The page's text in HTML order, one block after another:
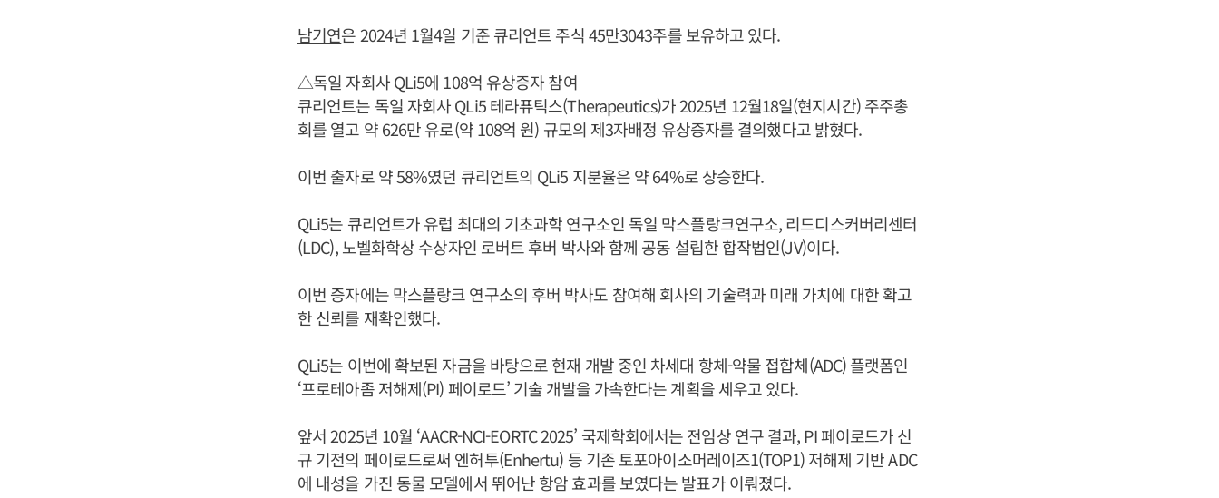
남기연은 2024년 1월4일 기준 큐리언트 주식 45만3043주를 보유하고 있다.
△독일 자회사 QLi5에 108억 유상증자 참여
큐리언트는 독일 자회사 QLi5 테라퓨틱스(Therapeutics)가 2025년 12월18일(현지시간) 주주총
회를 열고 약 626만 유로(약 108억 원) 규모의 제3자배정 유상증자를 결의했다고 밝혔다.
이번 출자로 약 58%였던 큐리언트의 QLi5 지분율은 약 64%로 상승한다.
QLi5는 큐리언트가 유럽 최대의 기초과학 연구소인 독일 막스플랑크연구소, 리드디스커버리센터
(LDC), 노벨화학상 수상자인 로버트 후버 박사와 함께 공동 설립한 합작법인(JV)이다.
이번 증자에는 막스플랑크 연구소의 후버 박사도 참여해 회사의 기술력과 미래 가치에 대한 확고
한 신뢰를 재확인했다.
QLi5는 이번에 확보된 자금을 바탕으로 현재 개발 중인 차세대 항체-약물 접합체(ADC) 플랫폼인
‘프로테아좀 저해제(PI) 페이로드’ 기술 개발을 가속한다는 계획을 세우고 있다.
앞서 2025년 10월 ‘AACR-NCI-EORTC 2025’ 국제학회에서는 전임상 연구 결과, PI 페이로드가 신
규 기전의 페이로드로써 엔허투(Enhertu) 등 기존 토포아이소머레이즈1(TOP1) 저해제 기반 ADC
에 내성을 가진 동물 모델에서 뛰어난 항암 효과를 보였다는 발표가 이뤄졌다.